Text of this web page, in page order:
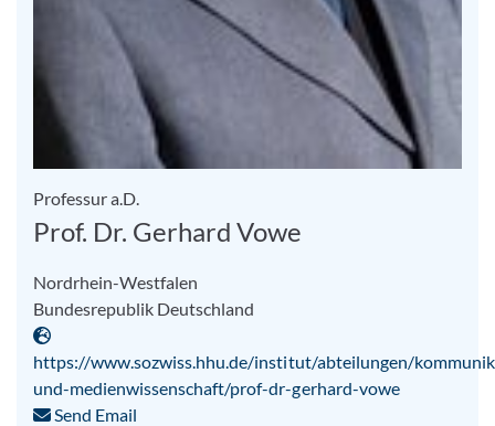
Professur a.D.
Prof. Dr. Gerhard Vowe
Nordrhein-Westfalen
Bundesrepublik Deutschland
https://www.sozwiss.hhu.de/institut/abteilungen/
und-medienwissenschaft/prof-dr-gerhard-vowe
Send Email